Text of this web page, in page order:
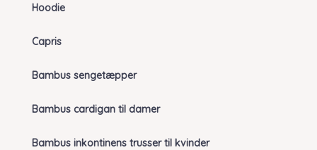
Hoodie
Capris
Bambus sengetæpper
Bambus cardigan til damer
Bambus inkontinens trusser til kvinder